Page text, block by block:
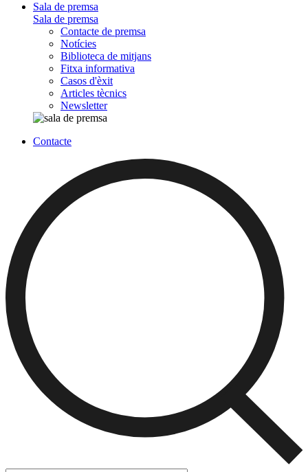
Sala de premsa
Sala de premsa
Contacte de premsa
Notícies
Biblioteca de mitjans
Fitxa informativa
Casos d'èxit
Articles tècnics
Newsletter
Contacte